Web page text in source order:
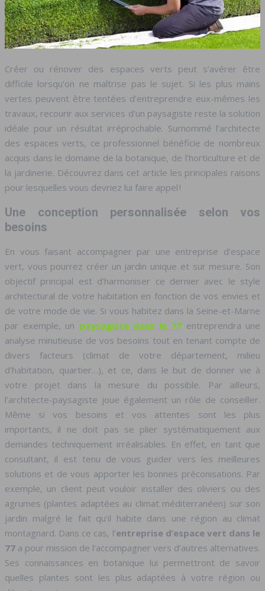
Créer ou rénover des espaces verts peut s’avérer être
difficile lorsqu’on ne maîtrise pas le sujet. Si les plus mains
vertes peuvent être tentées d’entreprendre eux-mêmes les
travaux, recourir aux services d’un paysagiste reste la solution
idéale pour un résultat irréprochable. Surnommé l’architecte
des espaces verts, ce professionnel bénéficie de nombreux
acquis dans le domaine de la botanique, de l’horticulture et de
la jardinerie. Découvrez dans cet article les principales raisons
pour lesquelles vous devriez lui faire appel !
Une conception personnalisée selon vos
besoins
En vous faisant accompagner par une entreprise d’espace
vert, vous pourrez créer un jardin unique et sur mesure. Son
objectif principal est d’harmoniser ce dernier avec le style
architectural de votre habitation en fonction de vos envies et
de votre mode de vie. Si vous habitez dans la Seine-et-Marne
par exemple, un paysagiste dans le 77 entreprendra une
analyse minutieuse de vos besoins tout en tenant compte de
divers facteurs (climat de votre département, milieu
d’habitation, quartier…), et ce, dans le but de donner vie à
votre projet dans la mesure du possible. Par ailleurs,
l’architecte-paysagiste joue également un rôle de conseiller.
Même si vos besoins et vos attentes sont les plus
importants, il ne doit pas se plier systématiquement aux
demandes techniquement irréalisables. En effet, en tant que
consultant, il est tenu de vous guider vers les meilleures
solutions et de vous apporter les bonnes préconisations. Par
exemple, un client peut vouloir installer des oliviers ou des
agrumes (plantes adaptées au climat méditerranéen) sur son
jardin malgré le fait qu’il habite dans une région au climat
montagnard. Dans ce cas, l’entreprise d’espace vert dans le
77 a pour mission de l’accompagner vers d’autres alternatives.
Ses connaissances en botanique lui permettront de savoir
quelles plantes sont les plus adaptées à votre région ou